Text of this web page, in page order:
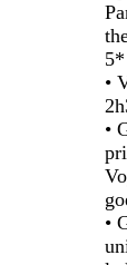
5*
•
•
•